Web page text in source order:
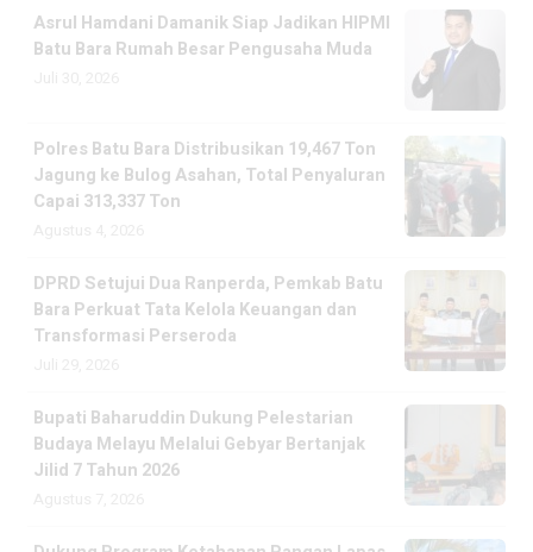
Asrul Hamdani Damanik Siap Jadikan HIPMI
Batu Bara Rumah Besar Pengusaha Muda
Polres Batu Bara Distribusikan 19,467 Ton
Jagung ke Bulog Asahan, Total Penyaluran
Capai 313,337 Ton
DPRD Setujui Dua Ranperda, Pemkab Batu
Bara Perkuat Tata Kelola Keuangan dan
Transformasi Perseroda
Bupati Baharuddin Dukung Pelestarian
Budaya Melayu Melalui Gebyar Bertanjak
Jilid 7 Tahun 2026